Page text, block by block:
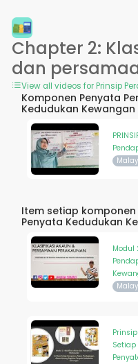
Chapter 2:
dan
View all videos for Prinsip
Komponen Penyata
Kedudukan Kewangan
Malay
Item setiap
Penyata Kedudukan
Modul
Malay